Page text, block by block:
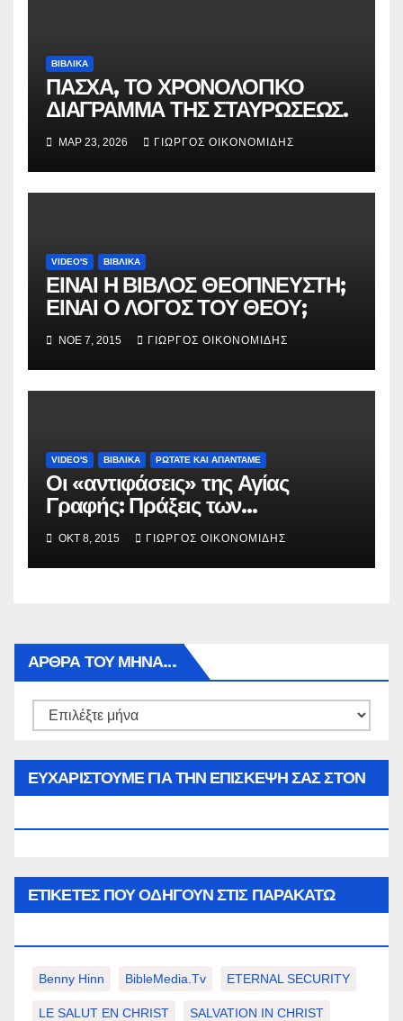
ΒΙΒΛΙΚΑ
ΠΑΣΧΑ, ΤΟ ΧΡΟΝΟΛΟΓΙΚΟ
ΔΙΑΓΡΑΜΜΑ ΤΗΣ ΣΤΑΥΡΩΣΕΩΣ.
ΜΑΡ 23, 2026 ΓΙΏΡΓΟΣ ΟΙΚΟΝΟΜΊΔΗΣ
VIDEO'S ΒΙΒΛΙΚΑ
ΕΙΝΑΙ Η ΒΙΒΛΟΣ ΘΕΟΠΝΕΥΣΤΗ;
ΕΙΝΑΙ Ο ΛΟΓΟΣ ΤΟΥ ΘΕΟΥ;
ΝΟΈ 7, 2015 ΓΙΏΡΓΟΣ ΟΙΚΟΝΟΜΊΔΗΣ
VIDEO'S ΒΙΒΛΙΚΑ ΡΩΤΑΤΕ ΚΑΙ ΑΠΑΝΤΑΜΕ
Οι «αντιφάσεις» της Αγίας
Γραφής: Πράξεις των
Αποστόλων, κεφάλαια 9 και 22.
ΟΚΤ 8, 2015 ΓΙΏΡΓΟΣ ΟΙΚΟΝΟΜΊΔΗΣ
ΑΡΘΡΑ ΤΟΥ ΜΉΝΑ…
Αρθρα
ΕΥΧΑΡΙΣΤΟΥΜΕ ΓΙΑ ΤΗΝ ΕΠΙΣΚΕΨΗ ΣΑΣ ΣΤΟΝ
ΕΤΙΚΈΤΕΣ ΠΟΥ ΟΔΗΓΟΎΝ ΣΤΙΣ ΠΑΡΑΚΆΤΩ
Benny Hinn BibleMedia.tv ETERNAL SECURITY
LE SALUT EN CHRIST SALVATION IN CHRIST